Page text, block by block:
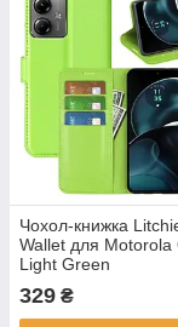
Чохол-книжка
Wallet для Motorola
Light Green
329 ₴